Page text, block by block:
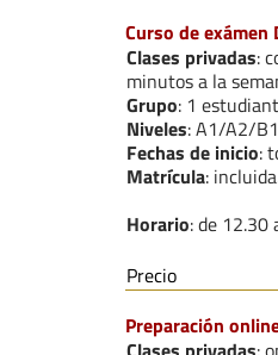
Curso de exámen
Clases privadas:
minutos a la
Grupo: 1
Niveles: A1/A2/
Fechas de inicio:
Matrícula:
Horario: de 12.30
Precio
Preparación